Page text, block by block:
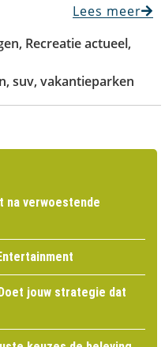
Lees meer
, Recreatie actueel,
, suv, vakantieparken
na verwoestende
jouw strategie dat